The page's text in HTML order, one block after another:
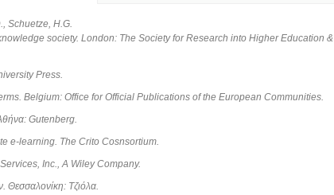
Schuetze, H.G.
society. London: The Society for Research into Higher Education &
Press.
Belgium: Office for Official Publications of the European Communities.
Gutenberg.
e-learning. The Crito Cosnsortium.
Inc., A Wiley Company.
Θεσσαλονίκη: Τζιόλα.